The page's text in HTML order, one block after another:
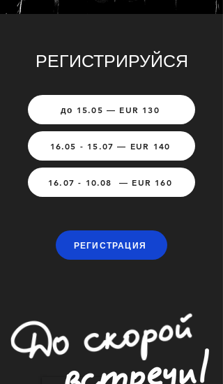
РЕГИСТРИРУЙСЯ
до 15.05 — EUR 130
16.05 - 15.07 — EUR 140
16.07 - 10.08 — EUR 160
РЕГИСТРАЦИЯ